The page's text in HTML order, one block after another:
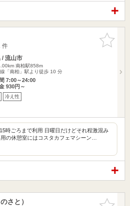
お気に入
りに追加
件
/ 流山市
南柏駅858m
「南柏」駅より徒歩 10 分
7:00～24:00
930円～
冷え性
時ごろまで利用 日曜日だけどそれ程激混み
の休憩室にはコスタカフェマシーン…
お気に入
さと）